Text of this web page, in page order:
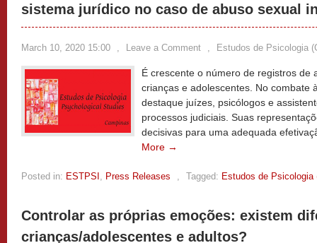
sistema jurídico no caso de abuso sexual
March 10, 2020 15:00 , Leave a Comment , Estudos de Psicologia
É crescente o número de registros de
crianças e adolescentes. No combate
destaque juízes, psicólogos e
processos judiciais. Suas
decisivas para uma adequada
More →
Posted in: ESTPSI , Press Releases , Tagged: Estudos de Psicologia
Controlar as próprias emoções: existem
crianças/adolescentes e adultos?